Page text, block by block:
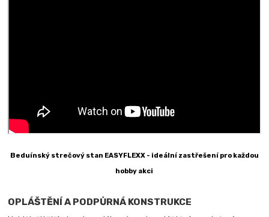
Beduínský strečový stan EASYFLEXX - ideální zastřešení pro každou
hobby akci
OPLÁŠTĚNÍ A PODPŮRNÁ KONSTRUKCE